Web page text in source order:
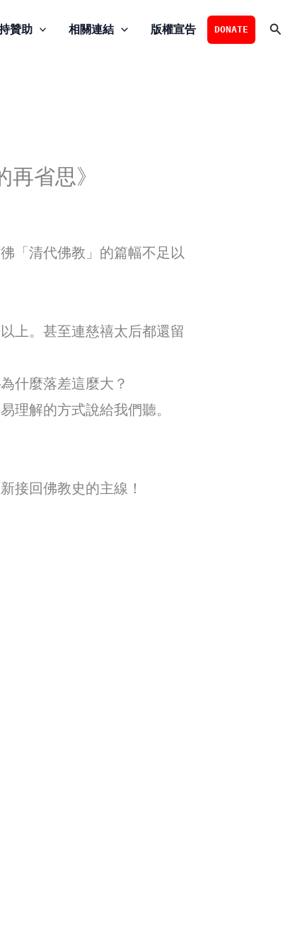
贊助 相關連結 版權宣告 DONATE
搜
省思》
「清代佛教」的篇幅不足以
上。甚至連慈禧太后都還留
什麼落差這麼大？
理解的方式說給我們聽。
接回佛教史的主線！